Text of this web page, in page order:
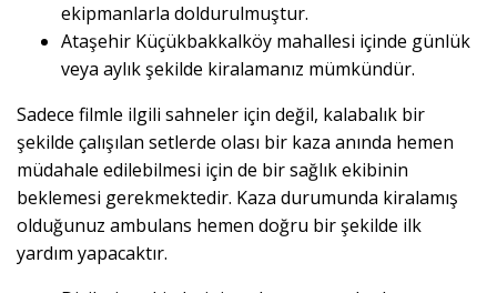
ekipmanlarla doldurulmuştur.
Ataşehir Küçükbakkalköy mahallesi içinde günlük
veya aylık şekilde kiralamanız mümkündür.
Sadece filmle ilgili sahneler için değil, kalabalık bir
şekilde çalışılan setlerde olası bir kaza anında hemen
müdahale edilebilmesi için de bir sağlık ekibinin
beklemesi gerekmektedir. Kaza durumunda kiralamış
olduğunuz ambulans hemen doğru bir şekilde ilk
yardım yapacaktır.